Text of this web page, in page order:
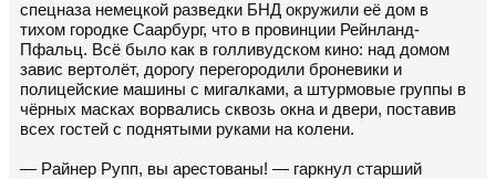
спецназа немецкой разведки БНД окружили её дом в
тихом городке Саарбург, что в провинции Рейнланд-
Пфальц. Всё было как в голливудском кино: над домом
завис вертолёт, дорогу перегородили броневики и
полицейские машины с мигалками, а штурмовые группы в
чёрных масках ворвались сквозь окна и двери, поставив
всех гостей с поднятыми руками на колени.
— Райнер Рупп, вы арестованы! — гаркнул старший